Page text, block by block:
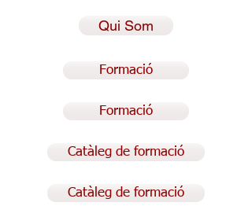
Qui Som
Formació
Formació
Catàleg de formació
Catàleg de formació